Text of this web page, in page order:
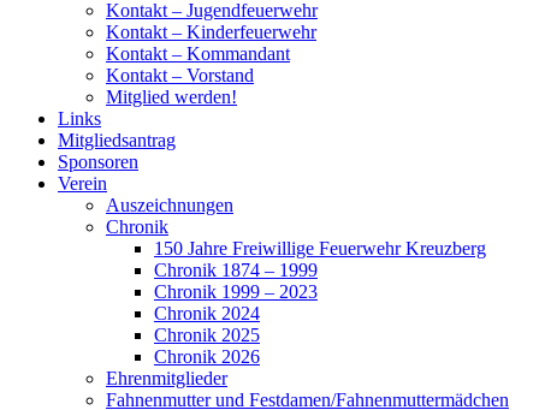
Kontakt – Jugendfeuerwehr
Kontakt – Kinderfeuerwehr
Kontakt – Kommandant
Kontakt – Vorstand
Mitglied werden!
Links
Mitgliedsantrag
Sponsoren
Verein
Auszeichnungen
Chronik
150 Jahre Freiwillige Feuerwehr Kreuzberg
Chronik 1874 – 1999
Chronik 1999 – 2023
Chronik 2024
Chronik 2025
Chronik 2026
Ehrenmitglieder
Fahnenmutter und Festdamen/Fahnenmuttermädchen